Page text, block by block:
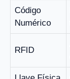
Código
Numérico
RFID